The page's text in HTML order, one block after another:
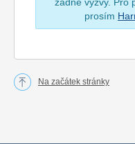
prosím
Na začátek stránky